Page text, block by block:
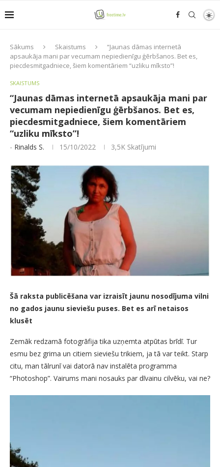
Sākums Skaistums
“Jaunas dāmas internetā
apsaukāja mani par vecumam nepiedienīgu ģērbšanos. Bet es,
piecdesmitgadniece, šiem komentāriem “uzliku mīksto”!
SKAISTUMS
“Jaunas dāmas internetā apsaukāja mani par
vecumam nepiedienīgu ģērbšanos. Bet es,
piecdesmitgadniece, šiem komentāriem
“uzliku mīksto”!
- Rinalds S. 15/10/2022 3,5K Skatījumi
Šā raksta publicēšana var izraisīt jaunu nosodījuma vilni
no gados jaunu sieviešu puses. Bet es arī netaisos
klusēt
Zemāk redzamā fotogrāfija tika uzņemta atpūtas brīdī. Tur
esmu bez grima un citiem sieviešu trikiem, ja tā var teikt. Starp
citu, man tālrunī vai datorā nav instalēta programma
“Photoshop”. Vairums mani nosauks par dīvainu cilvēku, vai ne?